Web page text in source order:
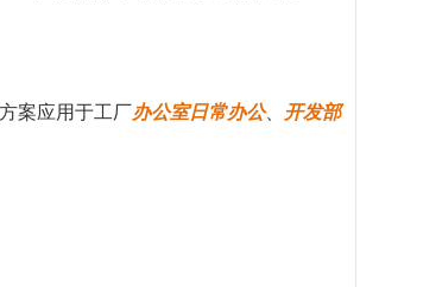
案应用于工厂办公室日常办公、
开发部